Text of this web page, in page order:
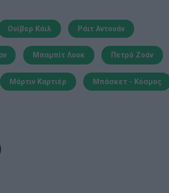
Ουίβερ Κάιλ Ράιτ Αντουάν
Μπαμπίτ Λουκ Πετρό Ζοάν
Μάρτιν Καρτιέρ Μπάσκετ - Κόσμος